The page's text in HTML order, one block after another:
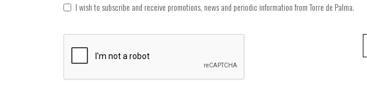
I wish to subscribe and receive promotions, news and periodic information from Torre de Palma.